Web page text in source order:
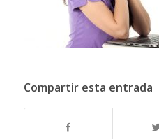
Compartir esta entrada